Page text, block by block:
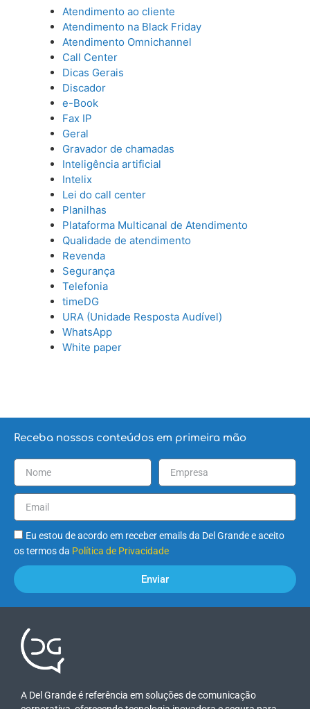
Atendimento ao cliente
Atendimento na Black Friday
Atendimento Omnichannel
Call Center
Dicas Gerais
Discador
e-Book
Fax IP
Geral
Gravador de chamadas
Inteligência artificial
Intelix
Lei do call center
Planilhas
Plataforma Multicanal de Atendimento
Qualidade de atendimento
Revenda
Segurança
Telefonia
timeDG
URA (Unidade Resposta Audível)
WhatsApp
White paper
Receba nossos conteúdos em primeira mão
Eu estou de acordo em receber emails da Del Grande e aceito
os termos da Política de Privacidade
Enviar
A Del Grande é referência em soluções de comunicação